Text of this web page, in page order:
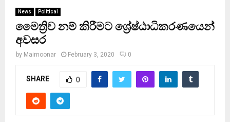
News Political
මෛත්‍රිව නම් කිරීමට ශ්‍රේෂ්ඨාධිකරණයෙන්
අවසර
by Maimoonar February 3, 2020 0
SHARE 0